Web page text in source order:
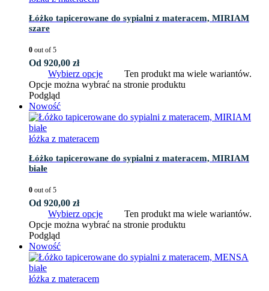
Łóżko tapicerowane do sypialni z materacem, MIRIAM
szare
0 out of 5
Od 920,00 zł
Wybierz opcje
Ten produkt ma wiele wariantów.
Opcje można wybrać na stronie produktu
Podgląd
Nowość
łóżka z materacem
Łóżko tapicerowane do sypialni z materacem, MIRIAM
białe
0 out of 5
Od 920,00 zł
Wybierz opcje
Ten produkt ma wiele wariantów.
Opcje można wybrać na stronie produktu
Podgląd
Nowość
łóżka z materacem